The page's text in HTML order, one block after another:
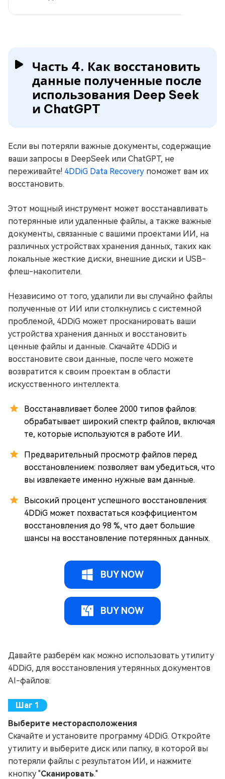
Часть 4. Как восстановить
данные полученные после
использования Deep Seek
и ChatGPT
Если вы потеряли важные документы, содержащие
ваши запросы в DeepSeek или ChatGPT, не
переживайте! 4DDiG Data Recovery поможет вам их
восстановить.
Этот мощный инструмент может восстанавливать
потерянные или удаленные файлы, а также важные
документы, связанные с вашими проектами ИИ, на
различных устройствах хранения данных, таких как
локальные жесткие диски, внешние диски и USB-
флеш-накопители.
Независимо от того, удалили ли вы случайно файлы
полученные от ИИ или столкнулись с системной
проблемой, 4DDiG может просканировать ваши
устройства хранения данных и восстановить
ценные файлы и данные. Скачайте 4DDiG и
восстановите свои данные, после чего можете
возвратится к своим проектам в области
искусственного интеллекта.
Восстанавливает более 2000 типов файлов:
обрабатывает широкий спектр файлов, включая
те, которые используются в работе ИИ.
Предварительный просмотр файлов перед
восстановлением: позволяет вам убедиться, что
вы извлекаете именно нужные вам данные.
Высокий процент успешного восстановления:
4DDiG может похвастаться коэффициентом
восстановления до 98 %, что дает большие
шансы на восстановление потерянных данных.
BUY NOW
BUY NOW
Давайте разберём как можно использовать утилиту
4DDiG, для восстановления утерянных документов
AI-файлов:
Выберите месторасположения
Скачайте и установите программу 4DDiG. Откройте
утилиту и выберите диск или папку, в которой вы
потеряли файлы с результатом ИИ, и нажмите
кнопку "Сканировать."